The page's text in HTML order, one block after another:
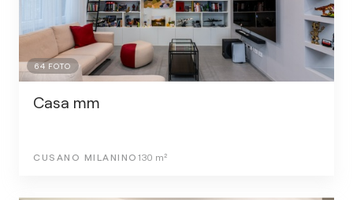
64 FOTO
Casa mm
CUSANO MILANINO 130 m²